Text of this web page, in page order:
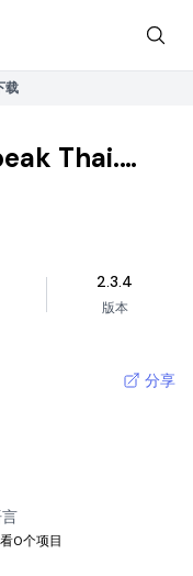
载
Thai.
2.3.4
版本
分享
0个项目